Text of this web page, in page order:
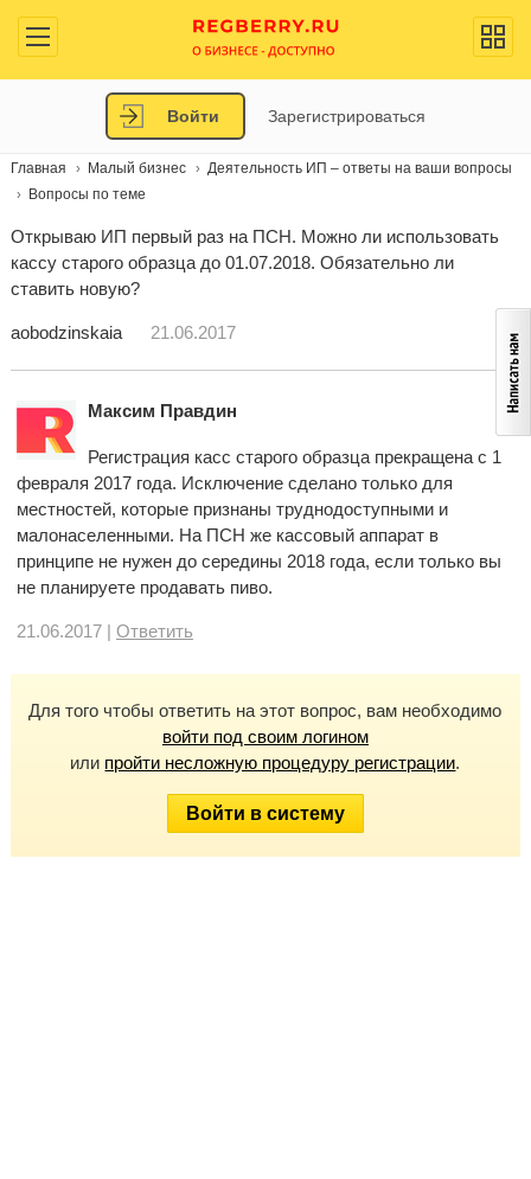
Войти Зарегистрироваться
Главная Малый бизнес
Деятельность ИП – ответы на ваши вопросы
Вопросы по теме
Открываю ИП первый раз на ПСН. Можно ли использовать
кассу старого образца до 01.07.2018. Обязательно ли
ставить новую?
aobodzinskaia 21.06.2017
Максим Правдин
Регистрация касс старого образца прекращена с 1
февраля 2017 года. Исключение сделано только для
местностей, которые признаны труднодоступными и
малонаселенными. На ПСН же кассовый аппарат в
принципе не нужен до середины 2018 года, если только вы
не планируете продавать пиво.
21.06.2017 | Ответить
Для того чтобы ответить на этот вопрос, вам необходимо
войти под своим логином
или пройти несложную процедуру регистрации.
Войти в систему